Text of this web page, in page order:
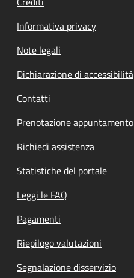
Informativa privacy
Note legali
Dichiarazione di accessibilità
Contatti
Prenotazione appuntamento
Richiedi assistenza
Statistiche del portale
Leggi le FAQ
Pagamenti
Riepilogo valutazioni
Segnalazione disservizio